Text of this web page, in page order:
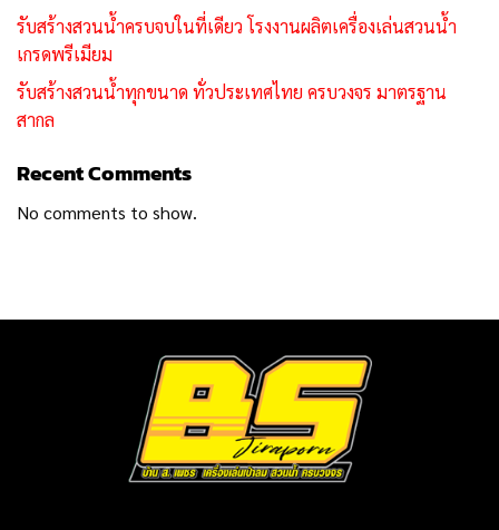
รับสร้างสวนน้ำครบจบในที่เดียว โรงงานผลิตเครื่องเล่นสวนน้ำ
เกรดพรีเมียม
รับสร้างสวนน้ำทุกขนาด ทั่วประเทศไทย ครบวงจร มาตรฐาน
สากล
Recent Comments
No comments to show.